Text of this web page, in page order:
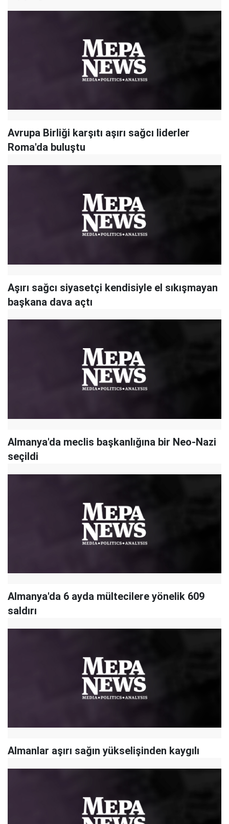
Avrupa Birliği karşıtı aşırı sağcı liderler
Roma'da buluştu
Aşırı sağcı siyasetçi kendisiyle el sıkışmayan
başkana dava açtı
Almanya'da meclis başkanlığına bir Neo-Nazi
seçildi
Almanya'da 6 ayda mültecilere yönelik 609
saldırı
Almanlar aşırı sağın yükselişinden kaygılı